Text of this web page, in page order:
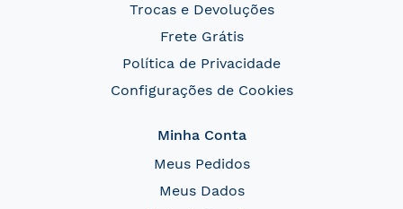
Trocas e Devoluções
Frete Grátis
Política de Privacidade
Configurações de Cookies
Minha Conta
Meus Pedidos
Meus Dados